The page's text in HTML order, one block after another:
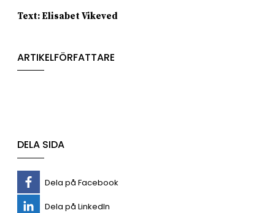
Text: Elisabet Vikeved
ARTIKELFÖRFATTARE
DELA SIDA
Dela på Facebook
Dela på LinkedIn